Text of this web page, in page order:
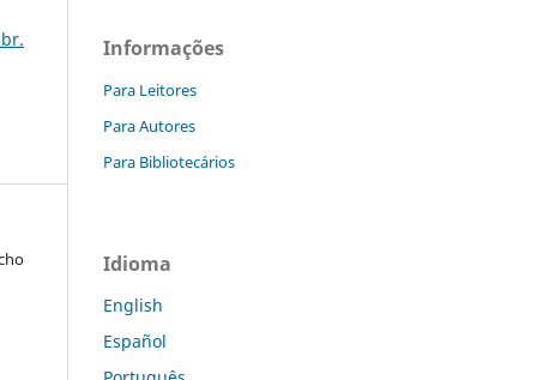
Informações
Para Leitores
Para Autores
Para Bibliotecários
Idioma
English
Español